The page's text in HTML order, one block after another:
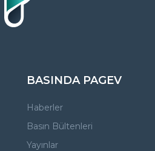
BASINDA PAGEV
Haberler
Basın Bültenleri
Yayınlar